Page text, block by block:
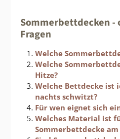
Sommerbettdecken -
Fragen
Welche
Welche
Hitze?
Welche Bettdecke ist
nachts schwitzt?
Für wen eignet sich
Welches Material ist
Sommerbettdecke am